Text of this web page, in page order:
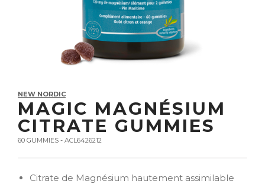
NEW NORDIC
MAGIC MAGNÉSIUM
CITRATE GUMMIES
60 GUMMIES - ACL6426212
Citrate de Magnésium hautement assimilable